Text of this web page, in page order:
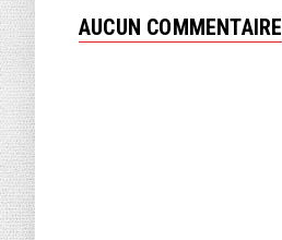
AUCUN COMMENTAIRE